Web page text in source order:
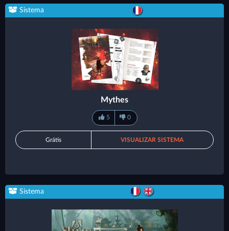
Sistema
Mythes
5 0
Grátis VISUALIZAR SISTEMA
Sistema